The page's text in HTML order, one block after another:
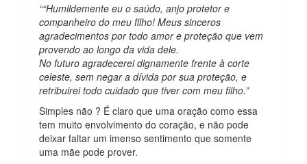
““Humildemente eu o saúdo, anjo protetor e
companheiro do meu filho! Meus sinceros
agradecimentos por todo amor e proteção que vem
provendo ao longo da vida dele.
No futuro agradecerei dignamente frente à corte
celeste, sem negar a dívida por sua proteção, e
retribuirei todo cuidado que tiver com meu filho.”
Simples não ? É claro que uma oração como essa
tem muito envolvimento do coração, e não pode
deixar faltar um imenso sentimento que somente
uma mãe pode prover.